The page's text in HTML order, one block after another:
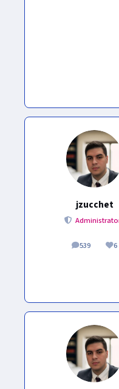
jzucchet
539 6